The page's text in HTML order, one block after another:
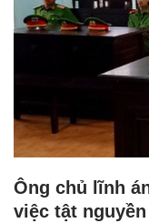
Ông chủ lĩnh
việc tật